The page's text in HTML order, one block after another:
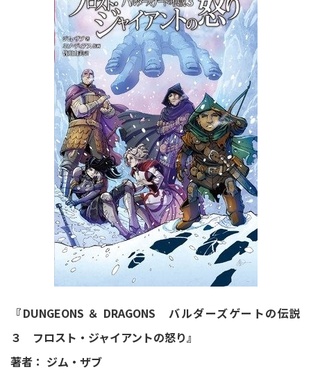
『DUNGEONS ＆ DRAGONS バルダーズゲートの伝説
３ フロスト・ジャイアントの怒り』
著者： ジム・ザブ